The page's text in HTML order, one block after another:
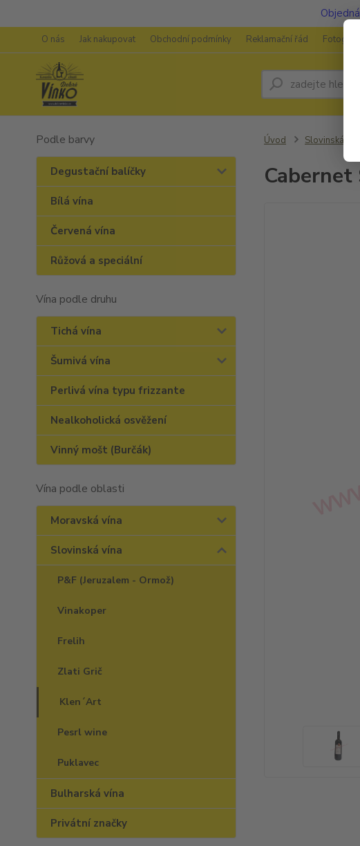
O nás Jak nakupovat Obchodní podmínky Reklamační řád
Podle barvy
Degustační balíčky
Bílá vína
Červená vína
Růžová a speciální
Vína podle druhu
Tichá vína
Šumivá vína
Perlivá vína typu frizzante
Nealkoholická osvěžení
Vinný mošt (Burčák)
Vína podle oblasti
Moravská vína
Slovinská vína
P&F (Jeruzalem - Ormož)
Vinakoper
Frelih
Zlati Grič
Klen´Art
Pesrl wine
Puklavec
Bulharská vína
Privátní značky
Úvod Slovinská vína